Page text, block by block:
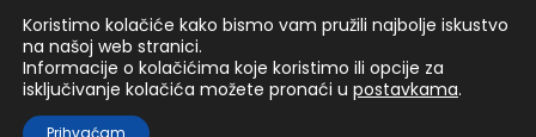
Arhiva novosti Uvjeti korištenja Impressum
Pravne informacije i pravila privatnosti
Koristimo kolačiće kako bismo vam pružili najbolje iskustvo
na našoj web stranici.
Informacije o kolačićima koje koristimo ili opcije za
isključivanje kolačića možete pronaći u postavkama.
Prihvaćam